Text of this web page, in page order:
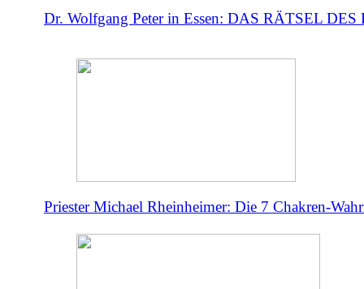
Dr. Wolfgang Peter in Essen: DAS RÄTSEL DES
Priester Michael Rheinheimer: Die 7 Chakren-